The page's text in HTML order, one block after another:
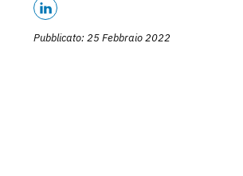
Pubblicato: 25 Febbraio 2022